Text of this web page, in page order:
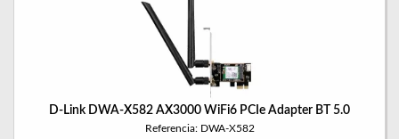
D-Link DWA-X582 AX3000 WiFi6 PCIe Adapter BT 5.0
Referencia: DWA-X582